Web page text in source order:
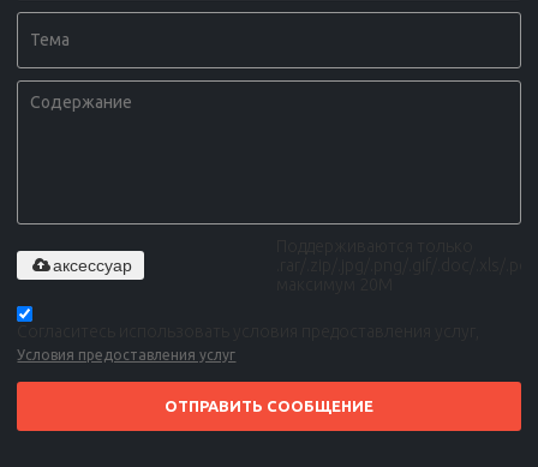
аксессуар
Условия предоставления услуг
ОТПРАВИТЬ СООБЩЕНИЕ